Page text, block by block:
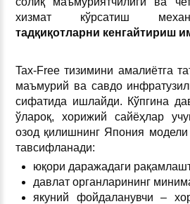
хизмат кўрсатиш
тадқиқотларни кенгайтириш
Tax-Free тизимини амалиётга
маъмурий ва савдо
сифатида ишлайди. Кўпгина
ўлароқ, хорижий сайёҳлар
озод қилишнинг Япония модели
тавсифланади:
юқори даражадаги
давлат органларининг
якуний фойдаланувчи –